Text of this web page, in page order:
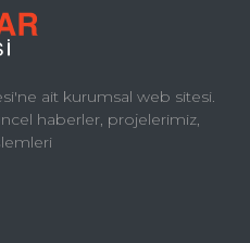
ait kurumsal web sitesi.
haberler, projelerimiz,